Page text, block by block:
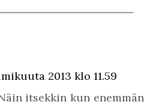
2013 klo 11.59
itsekkin kun enemmän